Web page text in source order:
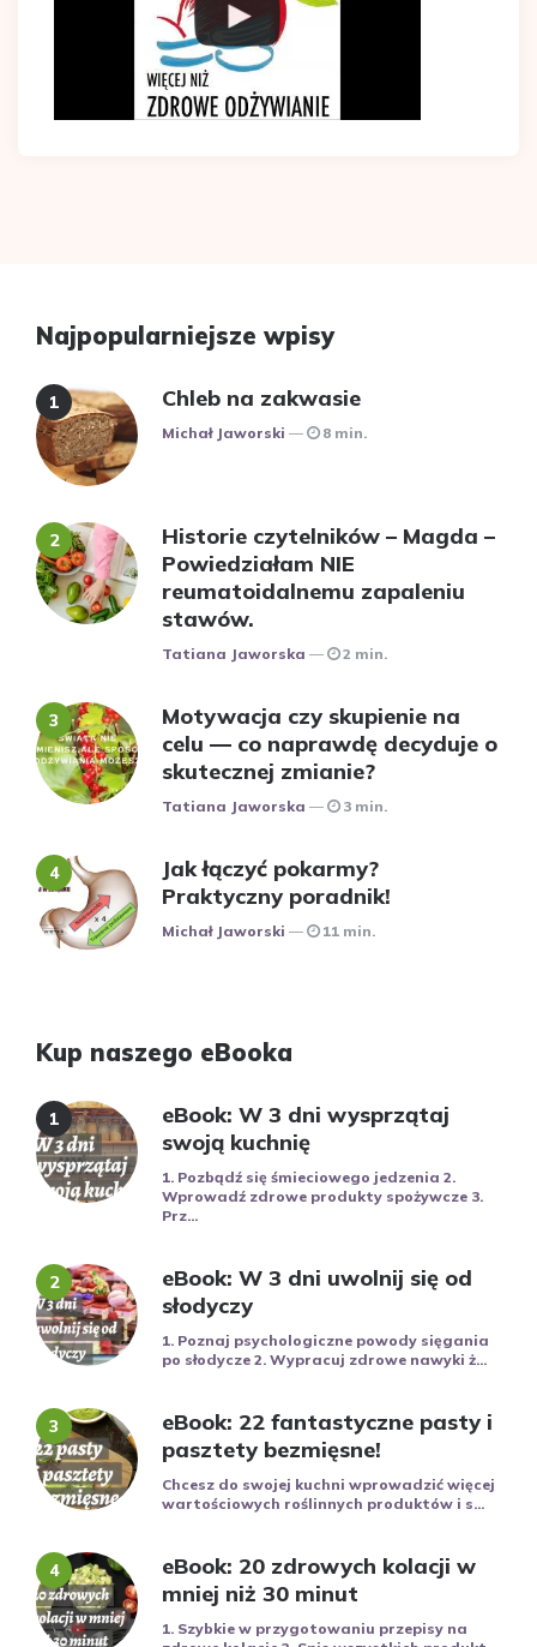
Najpopularniejsze wpisy
Chleb na zakwasie
Posted
Michał Jaworski 8 min.
Historie czytelników – Magda –
Powiedziałam NIE
reumatoidalnemu zapaleniu
stawów.
Posted
Tatiana Jaworska 2 min.
Motywacja czy skupienie na
celu — co naprawdę decyduje o
skutecznej zmianie?
Posted
Tatiana Jaworska 3 min.
Jak łączyć pokarmy?
Praktyczny poradnik!
Posted
Michał Jaworski 11 min.
Kup naszego eBooka
eBook: W 3 dni wysprzątaj
swoją kuchnię
1. Pozbądź się śmieciowego jedzenia 2.
Wprowadź zdrowe produkty spożywcze 3.
Prz...
eBook: W 3 dni uwolnij się od
słodyczy
1. Poznaj psychologiczne powody sięgania
po słodycze 2. Wypracuj zdrowe nawyki ż...
eBook: 22 fantastyczne pasty i
pasztety bezmięsne!
Chcesz do swojej kuchni wprowadzić więcej
wartościowych roślinnych produktów i s...
eBook: 20 zdrowych kolacji w
mniej niż 30 minut
1. Szybkie w przygotowaniu przepisy na